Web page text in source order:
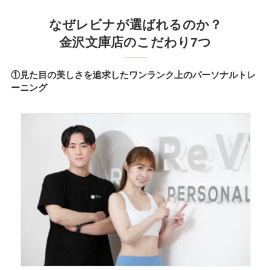
なぜレビナが選ばれるのか？
金沢文庫店のこだわり7つ
①見た目の美しさを追求したワンランク上のパーソナルトレ
ーニング